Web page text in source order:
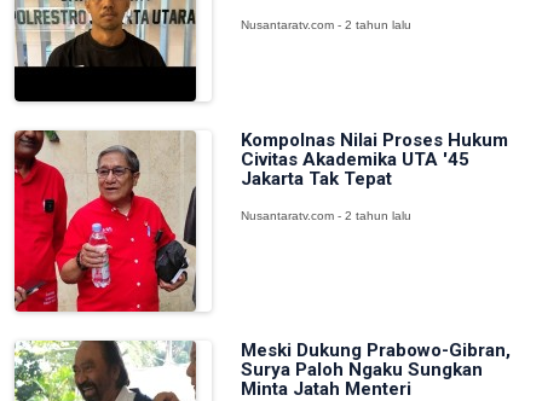
Nusantaratv.com - 2 tahun lalu
Kompolnas Nilai Proses Hukum
Civitas Akademika UTA '45
Jakarta Tak Tepat
Nusantaratv.com - 2 tahun lalu
Meski Dukung Prabowo-Gibran,
Surya Paloh Ngaku Sungkan
Minta Jatah Menteri